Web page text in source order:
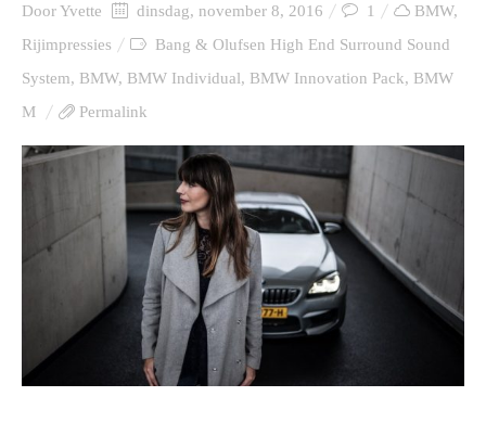
DoorYvette dinsdag, november 8, 2016 1 BMW,
Rijimpressies
Bang & Olufsen High End Surround Sound
System, BMW, BMW Individual, BMW Innovation Pack, BMW
M
Permalink